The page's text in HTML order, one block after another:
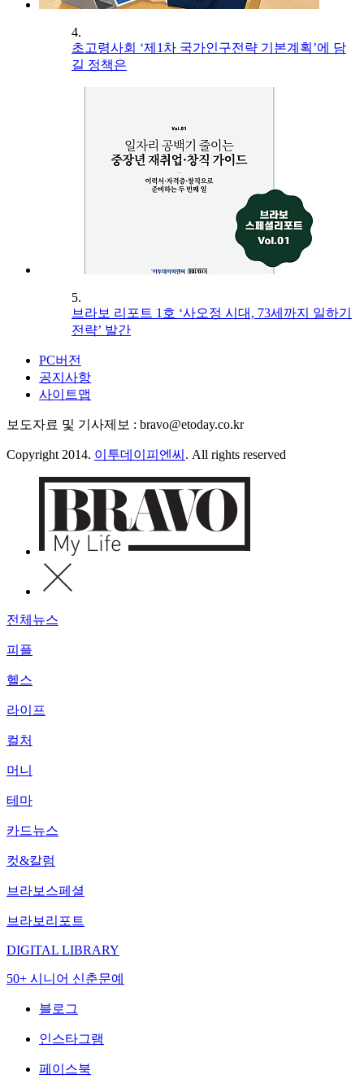
4.
초고령사회 ‘제1차 국가인구전략 기본계획’에 담
길 정책은
5.
브라보 리포트 1호 ‘사오정 시대, 73세까지 일하기
전략’ 발간
PC버전
공지사항
사이트맵
보도자료 및 기사제보 : bravo@etoday.co.kr
Copyright 2014. 이투데이피엔씨 . All rights reserved
전체뉴스
피플
헬스
라이프
컬처
머니
테마
카드뉴스
컷&칼럼
브라보스페셜
브라보리포트
DIGITAL LIBRARY
50+ 시니어 신춘문예
블로그
인스타그램
페이스북